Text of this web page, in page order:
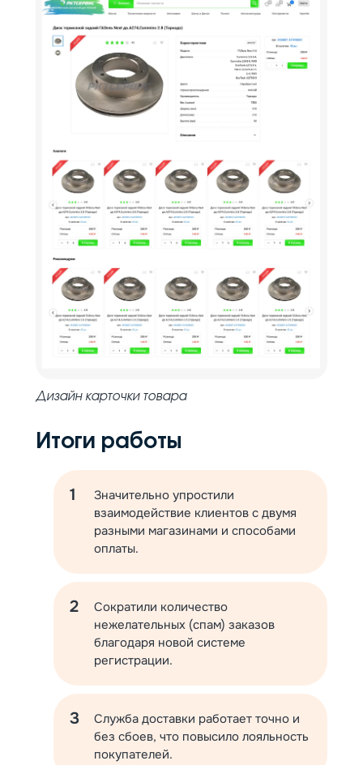
Дизайн карточки товара
Итоги работы
Значительно упростили
взаимодействие клиентов с двумя
разными магазинами и способами
оплаты.
Сократили количество
нежелательных (спам) заказов
благодаря новой системе
регистрации.
Служба доставки работает точно и
без сбоев, что повысило лояльность
покупателей.